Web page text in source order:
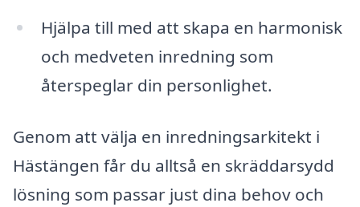
Hjälpa till med att skapa en harmonisk
och medveten inredning som
återspeglar din personlighet.
Genom att välja en inredningsarkitekt i
Hästängen får du alltså en skräddarsydd
lösning som passar just dina behov och